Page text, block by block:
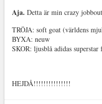
Aja. Detta är min crazy
TRÖJA: soft goat (världens
BYXA: neuw
SKOR: ljusblå adidas
HEJDÅ!!!!!!!!!!!!!!!